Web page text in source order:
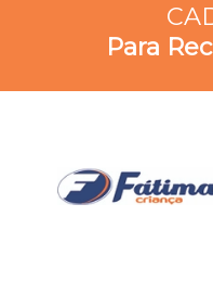
Para